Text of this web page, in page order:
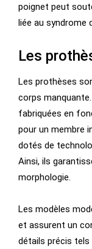
poignet peut
liée au syndrome
Les
Les prothèses
corps
fabriquées en
pour un membre
dotés de
Ainsi, ils
morphologie.
Les modèles
et assurent un
détails précis tels